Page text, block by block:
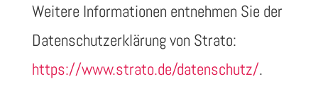
Weitere Informationen entnehmen Sie der
Datenschutzerklärung von Strato:
https://www.strato.de/datenschutz/.